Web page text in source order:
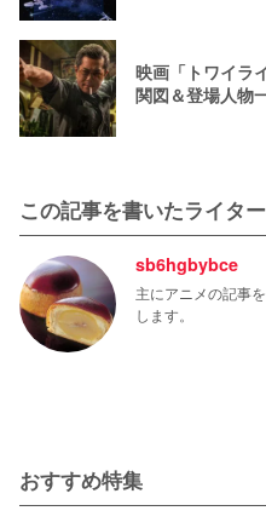
映画「トワイラ
関図＆登場人物
この記事を書いたライター
sb6hgbybce
主にアニメの記事
します。
おすすめ特集